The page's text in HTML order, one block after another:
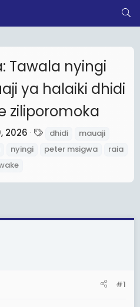
Tawala nyingi
ya halaiki dhidi
ziliporomoka
2026
a
dhidi
mauaji
nyingi peter msigwa
raia
#1